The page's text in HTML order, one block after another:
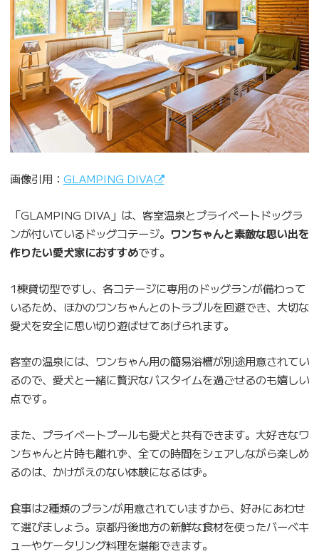
画像引用： GLAMPING DIVA
「GLAMPING DIVA」は、客室温泉とプライベートドッグラ
ンが付いているドッグコテージ。 ワンちゃんと素敵な思い出を
作りたい愛犬家におすすめです。
1棟貸切型ですし、各コテージに専用のドッグランが備わって
いるため、ほかのワンちゃんとのトラブルを回避でき、大切な
愛犬を安全に思い切り遊ばせてあげられます。
客室の温泉には、ワンちゃん用の簡易浴槽が別途用意されてい
るので、愛犬と一緒に贅沢なバスタイムを過ごせるのも嬉しい
点です。
また、プライベートプールも愛犬と共有できます。大好きなワ
ンちゃんと片時も離れず、全ての時間をシェアしながら楽しめ
るのは、かけがえのない体験になるはず。
食事は2種類のプランが用意されていますから、好みにあわせ
て選びましょう。京都丹後地方の新鮮な食材を使ったバーベキ
ューやケータリング料理を堪能できます。